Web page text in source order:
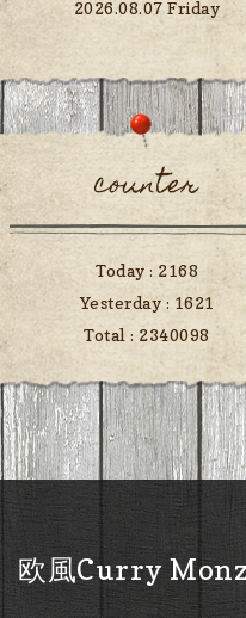
2026.08.07 Friday
counter
Today : 2168
Yesterday : 1621
Total : 2340098
欧風Curry